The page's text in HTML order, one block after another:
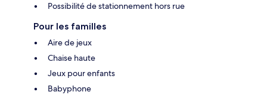
Possibilité de stationnement hors rue
Pour les familles
Aire de jeux
Chaise haute
Jeux pour enfants
Babyphone